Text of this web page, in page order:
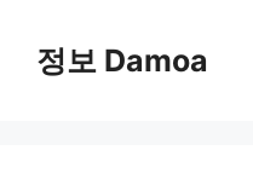
content정보 Damoa